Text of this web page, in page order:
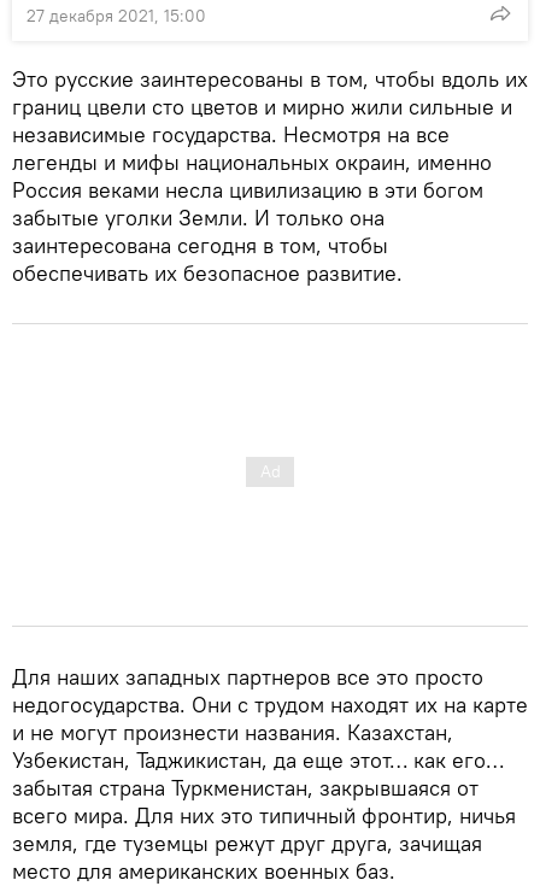
27 декабря 2021, 15:00
Это русские заинтересованы в том, чтобы вдоль их
границ цвели сто цветов и мирно жили сильные и
независимые государства. Несмотря на все
легенды и мифы национальных окраин, именно
Россия веками несла цивилизацию в эти богом
забытые уголки Земли. И только она
заинтересована сегодня в том, чтобы
обеспечивать их безопасное развитие.
Для наших западных партнеров все это просто
недогосударства. Они с трудом находят их на карте
и не могут произнести названия. Казахстан,
Узбекистан, Таджикистан, да еще этот… как его…
забытая страна Туркменистан, закрывшаяся от
всего мира. Для них это типичный фронтир, ничья
земля, где туземцы режут друг друга, зачищая
место для американских военных баз.